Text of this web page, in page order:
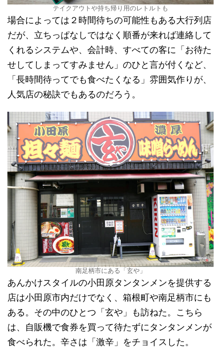
テイクアウトや持ち帰り用のレトルトも
場合によっては２時間待ちの可能性もある大行列店
だが、立ちっぱなしではなく順番が来れば連絡して
くれるシステムや、会計時、すべての客に「お待た
せしてしまってすみません」のひと言が付くなど、
「長時間待ってでも食べたくなる」雰囲気作りが、
人気店の秘訣でもあるのだろう。
南足柄市にある「玄や」
あんかけスタイルの小田原タンタンメンを提供する
店は小田原市内だけでなく、箱根町や南足柄市にも
ある。その中のひとつ「玄や」も訪ねた。こちら
は、自販機で食券を買って待たずにタンタンメンが
食べられた。辛さは「激辛」をチョイスした。